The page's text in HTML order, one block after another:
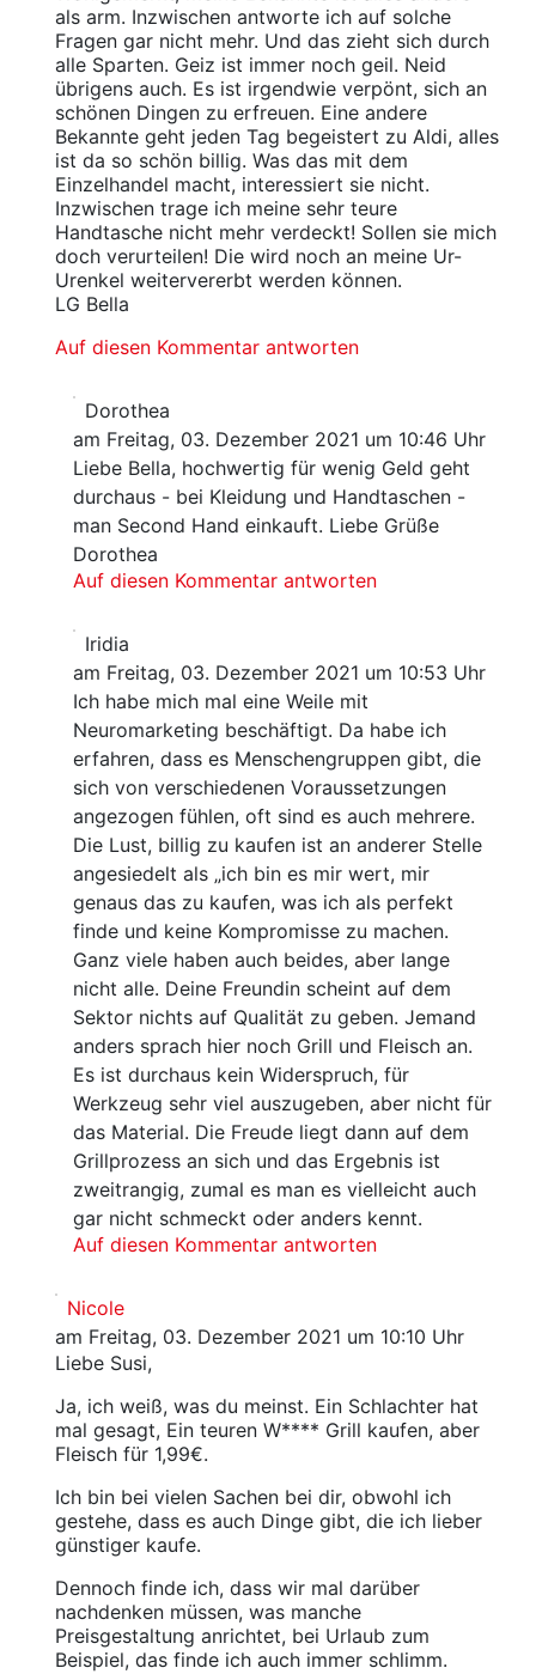
als arm. Inzwischen antworte ich auf solche
Fragen gar nicht mehr. Und das zieht sich durch
alle Sparten. Geiz ist immer noch geil. Neid
übrigens auch. Es ist irgendwie verpönt, sich an
schönen Dingen zu erfreuen. Eine andere
Bekannte geht jeden Tag begeistert zu Aldi, alles
ist da so schön billig. Was das mit dem
Einzelhandel macht, interessiert sie nicht.
Inzwischen trage ich meine sehr teure
Handtasche nicht mehr verdeckt! Sollen sie mich
doch verurteilen! Die wird noch an meine Ur-
Urenkel weitervererbt werden können.
LG Bella
Auf diesen Kommentar antworten
Dorothea
am Freitag, 03. Dezember 2021 um 10:46 Uhr
Liebe Bella, hochwertig für wenig Geld geht
durchaus - bei Kleidung und Handtaschen -
man Second Hand einkauft. Liebe Grüße
Dorothea
Auf diesen Kommentar antworten
Iridia
am Freitag, 03. Dezember 2021 um 10:53 Uhr
Ich habe mich mal eine Weile mit
Neuromarketing beschäftigt. Da habe ich
erfahren, dass es Menschengruppen gibt, die
sich von verschiedenen Voraussetzungen
angezogen fühlen, oft sind es auch mehrere.
Die Lust, billig zu kaufen ist an anderer Stelle
angesiedelt als „ich bin es mir wert, mir
genaus das zu kaufen, was ich als perfekt
finde und keine Kompromisse zu machen.
Ganz viele haben auch beides, aber lange
nicht alle. Deine Freundin scheint auf dem
Sektor nichts auf Qualität zu geben. Jemand
anders sprach hier noch Grill und Fleisch an.
Es ist durchaus kein Widerspruch, für
Werkzeug sehr viel auszugeben, aber nicht für
das Material. Die Freude liegt dann auf dem
Grillprozess an sich und das Ergebnis ist
zweitrangig, zumal es man es vielleicht auch
gar nicht schmeckt oder anders kennt.
Auf diesen Kommentar antworten
Nicole
am Freitag, 03. Dezember 2021 um 10:10 Uhr
Liebe Susi,
Ja, ich weiß, was du meinst. Ein Schlachter hat
mal gesagt, Ein teuren W**** Grill kaufen, aber
Fleisch für 1,99€.
Ich bin bei vielen Sachen bei dir, obwohl ich
gestehe, dass es auch Dinge gibt, die ich lieber
günstiger kaufe.
Dennoch finde ich, dass wir mal darüber
nachdenken müssen, was manche
Preisgestaltung anrichtet, bei Urlaub zum
Beispiel, das finde ich auch immer schlimm.